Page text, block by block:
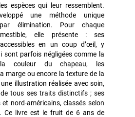
espèces qui leur ressemblent.
une méthode unique
par élimination. Pour chaque
elle présente : ses
en un coup d’œil, y
sont parfois négligées comme la
couleur du chapeau, les
marge ou encore la texture de la
illustration réalisée avec soin,
tous ses traits distinctifs ; ses
et nord-américains, classés selon
Ce livre est le fruit de 6 ans de